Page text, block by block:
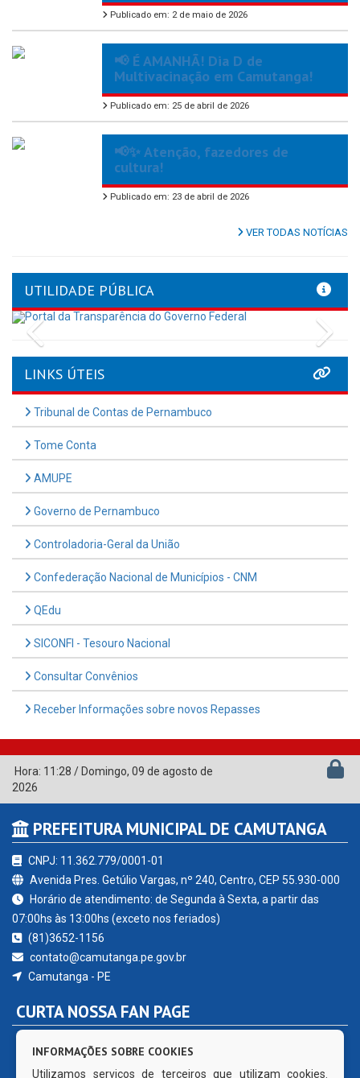
Publicado em: 2 de maio de 2026
📢 É AMANHÃ! Dia D de
Multivacinação em Camutanga!
Publicado em: 25 de abril de 2026
📢✨ Atenção, fazedores de
cultura!
Publicado em: 23 de abril de 2026
VER TODAS NOTÍCIAS
UTILIDADE PÚBLICA
Previous
LINKS ÚTEIS
Tribunal de Contas de Pernambuco
Tome Conta
AMUPE
Governo de Pernambuco
Controladoria-Geral da União
Confederação Nacional de Municípios - CNM
QEdu
SICONFI - Tesouro Nacional
Consultar Convênios
Receber Informações sobre novos Repasses
Hora: 11:28 / Domingo, 09 de agosto de
2026
PREFEITURA MUNICIPAL DE CAMUTANGA
CNPJ: 11.362.779/0001-01
Avenida Pres. Getúlio Vargas, nº 240, Centro, CEP 55.930-000
Horário de atendimento: de Segunda à Sexta, a partir das
07:00hs às 13:00hs (exceto nos feriados)
(81)3652-1156
contato@camutanga.pe.gov.br
Camutanga - PE
CURTA NOSSA FAN PAGE
INFORMAÇÕES SOBRE COOKIES
Utilizamos serviços de terceiros que utilizam cookies.